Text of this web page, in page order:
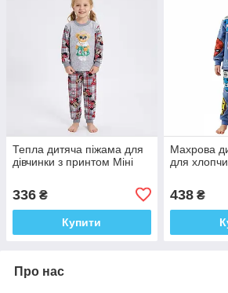
Тепла дитяча піжама для
дівчинки з принтом Міні
336 ₴
Купити
Махрова
для
438₴
Про нас